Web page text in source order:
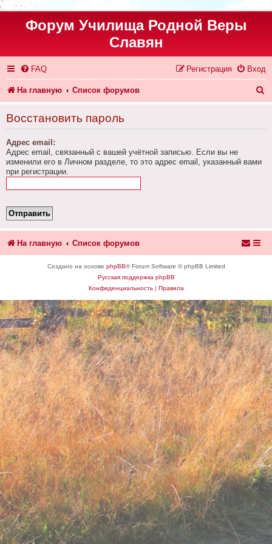
Форум Училища Родной Веры
Славян
FAQ Вход
Регистрация
На главную Список форумов
Восстановить пароль
Адрес email:
Адрес email, связанный с вашей учётной записью. Если вы не
изменили его в Личном разделе, то это адрес email, указанный вами
при регистрации.
На главную Список форумов
Создано на основе phpBB® Forum Software © phpBB Limited
Русская поддержка phpBB
Конфиденциальность| Правила